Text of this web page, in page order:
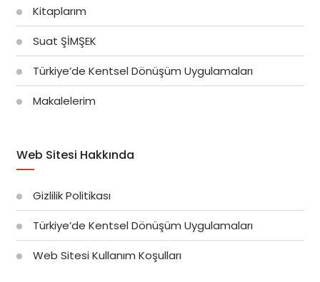
Kitaplarım
Suat ŞİMŞEK
Türkiye’de Kentsel Dönüşüm Uygulamaları
Makalelerim
Web Sitesi Hakkında
Gizlilik Politikası
Türkiye’de Kentsel Dönüşüm Uygulamaları
Web Sitesi Kullanım Koşulları